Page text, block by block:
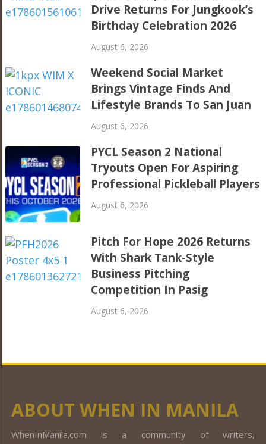
Drive Returns For Jungkook’s
Birthday Celebration 2026
August 6, 2026
Weekend Social Market
Brings Vintage Finds And
Lifestyle Brands To San Juan
August 6, 2026
PYCL Season 2 National
Tryouts Open For Aspiring
Professional Pickleball Players
August 6, 2026
Pitch For Hope 2026 Returns
With Shark Tank-Style
Business Pitching
Competition In Pasig
August 6, 2026
ABOUT WHEN IN MANILA
WhenInManila.com is a community of writers,